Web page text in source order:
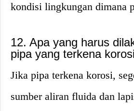
kondisi lingkungan dimana
12. Apa yang harus
pipa yang terkena
Jika pipa terkena korosi,
sumber aliran fluida dan